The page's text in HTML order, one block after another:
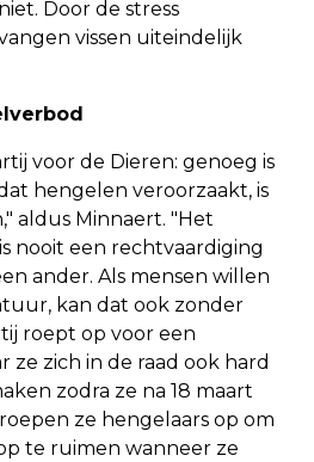
Door de stress
vissen uiteindelijk
voor de Dieren: genoeg is
hengelen veroorzaakt, is
aldus Minnaert. "Het
nooit een rechtvaardiging
ander. Als mensen willen
kan dat ook zonder
roept op voor een
ze zich in de raad ook hard
zodra ze na 18 maart
ze hengelaars op om
te ruimen wanneer ze